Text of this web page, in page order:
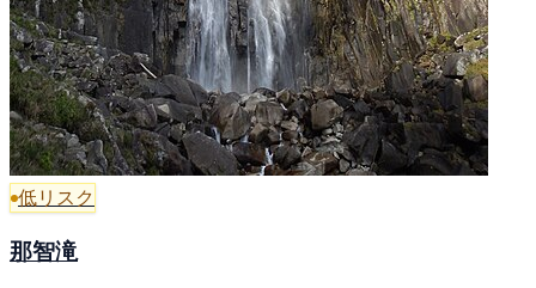
低リスク
那智滝